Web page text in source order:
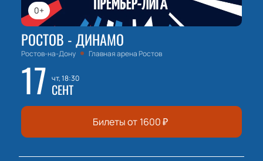
0+
РОСТОВ - ДИНАМО
Ростов-на-Дону Главная арена Ростов
17 чт, 18:30
СЕНТ
Билеты от 1600₽